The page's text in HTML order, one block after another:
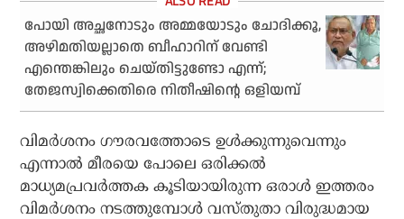
പോയി അച്ഛനോടും അമ്മയോടും ചോദിക്കൂ,
അഴിമതിയല്ലാതെ ബീഹാറിന് വേണ്ടി
എന്തെങ്കിലും ചെയ്തിട്ടുണ്ടോ എന്ന്;
തേജസ്വിക്കെതിരെ നിതീഷിന്റെ ഒളിയമ്പ്
വിമര്‍ശനം ഗൗരവത്തോടെ ഉള്‍ക്കുന്നുവെന്നും
എന്നാല്‍ മീരയെ പോലെ ഒരിക്കല്‍
മാധ്യമപ്രവര്‍ത്തക കൂടിയായിരുന്ന ഒരാള്‍ ഇത്തരം
വിമര്‍ശനം നടത്തുമ്പോള്‍ വസ്തുതാ വിരുദ്ധമായ